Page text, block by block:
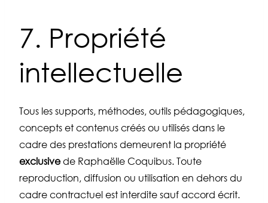
7. Propriété
intellectuelle
Tous les supports, méthodes, outils pédagogiques,
concepts et contenus créés ou utilisés dans le
cadre des prestations demeurent la propriété
exclusivede Raphaëlle Coquibus. Toute
reproduction, diffusion ou utilisation en dehors du
cadre contractuel est interdite sauf accord écrit.